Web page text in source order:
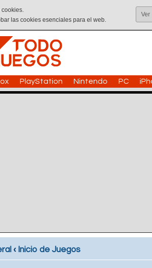
cookies.
las cookies esenciales para el web.
Ver
PlayStation Nintendo PC
‹ Inicio de Juegos